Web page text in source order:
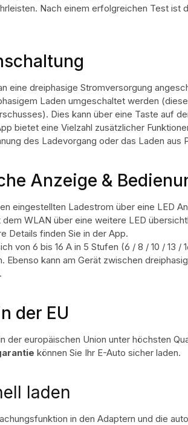
Nach einem erfolgreichen Test
eine dreiphasige Stromversorgung
Laden umgeschaltet werden
Dies kann über eine Taste auf
bietet eine Vielzahl zusätzlicher
des Ladevorgang oder das Laden aus
Anzeige &
eingestellten Ladestrom über eine LED
WLAN über eine weitere LED
Details finden Sie in der App.
von 6 bis 16 A in 5 Stufen (6 / 8 / 10 / 13 /
Ebenso kann am Gerät zwischen
der EU
der europäischen Union unter höchsten
können Sie Ihr E-Auto sicher laden.
laden
in den Adaptern und die